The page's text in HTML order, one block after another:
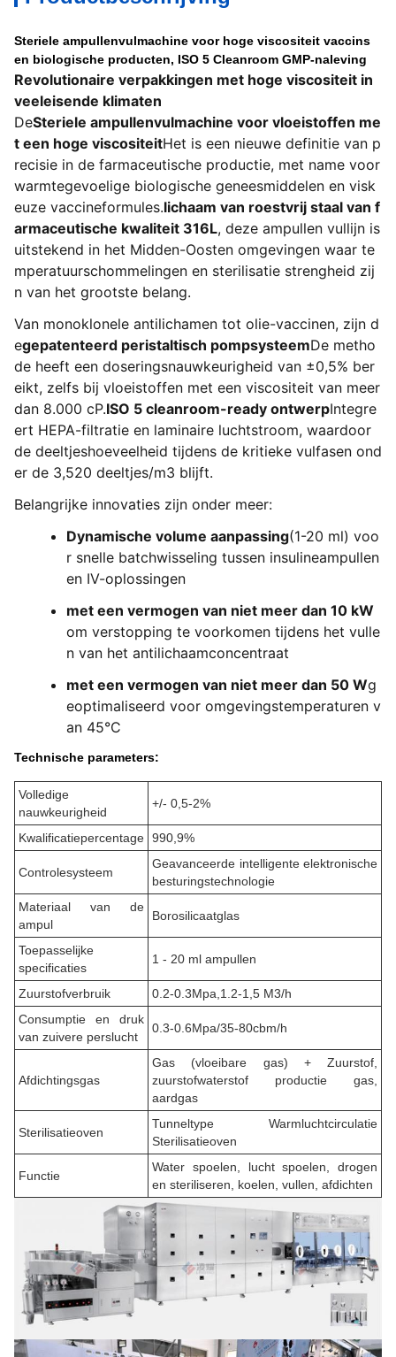
Steriele ampullenvulmachine voor hoge viscositeit vaccins
en biologische producten, ISO 5 Cleanroom GMP-naleving
Revolutionaire verpakkingen met hoge viscositeit in
veeleisende klimaten
DeSteriele ampullenvulmachine voor vloeistoffen me
t een hoge viscositeitHet is een nieuwe definitie van p
recisie in de farmaceutische productie, met name voor
warmtegevoelige biologische geneesmiddelen en visk
euze vaccineformules.lichaam van roestvrij staal van f
armaceutische kwaliteit 316L, deze ampullen vullijn is
uitstekend in het Midden-Oosten omgevingen waar te
mperatuurschommelingen en sterilisatie strengheid zij
n van het grootste belang.
Van monoklonele antilichamen tot olie-vaccinen, zijn d
egepatenteerd peristaltisch pompsysteemDe metho
de heeft een doseringsnauwkeurigheid van ±0,5% ber
eikt, zelfs bij vloeistoffen met een viscositeit van meer
dan 8.000 cP.ISO 5 cleanroom-ready ontwerpIntegre
ert HEPA-filtratie en laminaire luchtstroom, waardoor
de deeltjeshoeveelheid tijdens de kritieke vulfasen ond
er de 3,520 deeltjes/m3 blijft.
Belangrijke innovaties zijn onder meer:
Dynamische volume aanpassing(1-20 ml) voo
r snelle batchwisseling tussen insulineampullen
en IV-oplossingen
met een vermogen van niet meer dan 10 kW
om verstopping te voorkomen tijdens het vulle
n van het antilichaamconcentraat
met een vermogen van niet meer dan 50 Wg
eoptimaliseerd voor omgevingstemperaturen v
an 45°C
Technische parameters:
Volledige
nauwkeurigheid
+/- 0,5-2%
Kwalificatiepercentage 990,9%
Controlesysteem
Geavanceerde intelligente elektronische
besturingstechnologie
Materiaal van de
ampul
Borosilicaatglas
Toepasselijke
specificaties
1 - 20 ml ampullen
Zuurstofverbruik
0.2-0.3Mpa,1.2-1,5 M3/h
Consumptie en druk
van zuivere perslucht
0.3-0.6Mpa/35-80cbm/h
Afdichtingsgas
Gas (vloeibare gas) + Zuurstof,
zuurstofwaterstof productie gas,
aardgas
Sterilisatieoven
Tunneltype Warmluchtcirculatie
Sterilisatieoven
Functie
Water spoelen, lucht spoelen, drogen
en steriliseren, koelen, vullen, afdichten